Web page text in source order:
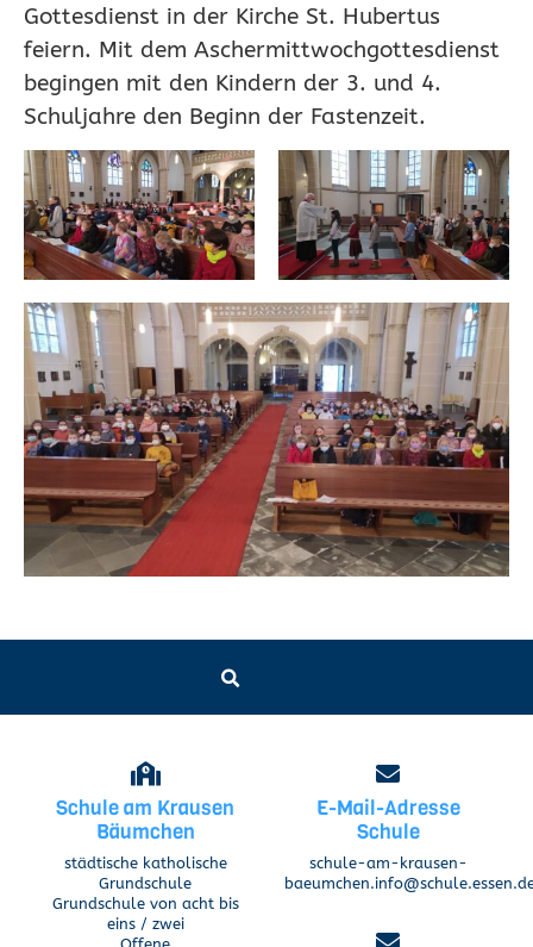
Gottesdienst in der Kirche St. Hubertus
feiern. Mit dem Aschermittwochgottesdienst
begingen mit den Kindern der 3. und 4.
Schuljahre den Beginn der Fastenzeit.
Schule am Krausen
Bäumchen
städtische katholische
Grundschule
Grundschule von acht bis
eins / zwei
E-Mail-Adresse
Schule
schule-am-krausen-